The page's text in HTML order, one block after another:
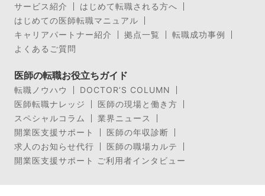
サービス紹介
はじめて転職される方へ
はじめての医師転職マニュアル
キャリアパートナー紹介
拠点一覧
転職成功事例
よくあるご質問
医師の転職お役立ちガイド
転職ノウハウ
DOCTOR’S COLUMN
医師転職ナレッジ
医師の現場と働き方
スペシャルコラム
業界ニュース
開業医支援サポート
医師の年収診断
求人のお知らせ代行
医師の職場カルテ
開業医支援サポート ご利用者インタビュー